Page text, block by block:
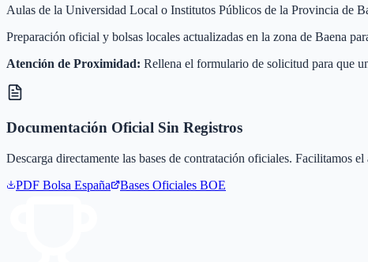
Aulas de la Universidad Local o Institutos Públicos de la Provincia de
Preparación oficial y bolsas locales actualizadas en la zona de Baena
Atención de Proximidad: Rellena el formulario de solicitud para que
Documentación Oficial Sin Registros
Descarga directamente las bases de contratación oficiales. Facilitamos
PDF Bolsa España Bases Oficiales BOE